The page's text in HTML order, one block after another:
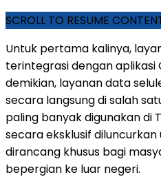
SCROLL TO RESUME
Untuk pertama kalinya,
terintegrasi dengan aplikasi
demikian, layanan data
secara langsung di salah
paling banyak digunakan di
secara eksklusif
dirancang khusus bagi
bepergian ke luar negeri.